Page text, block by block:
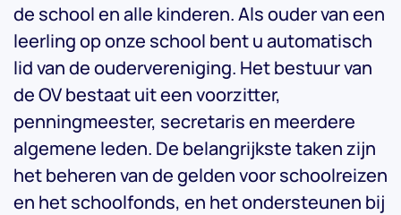
de school en alle kinderen. Als ouder van een
leerling op onze school bent u automatisch
lid van de oudervereniging. Het bestuur van
de OV bestaat uit een voorzitter,
penningmeester, secretaris en meerdere
algemene leden. De belangrijkste taken zijn
het beheren van de gelden voor schoolreizen
en het schoolfonds, en het ondersteunen bij